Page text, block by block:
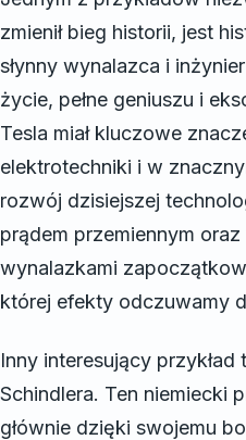
zmienił bieg historii, jest
słynny wynalazca i
życie, pełne geniuszu i
Tesla miał kluczowe
elektrotechniki i w
rozwój dzisiejszej
prądem przemiennym
wynalazkami
której efekty odczuwamy
Inny interesujący
Schindlera. Ten niemiecki
głównie dzięki swojemu